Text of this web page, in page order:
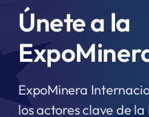
Únete a la
ExpoMinera
los actores clave de